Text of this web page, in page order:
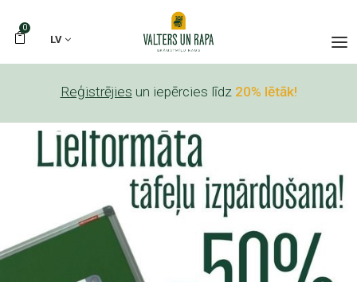
0
LV
Reģistrējies un iepērcies līdz 20% lētāk!